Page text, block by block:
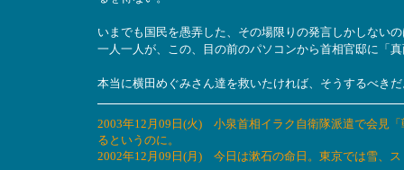
いまでも国民を愚弄した、その場限りの発言しかしない
一人一人が、この、目の前のパソコンから首相官邸に「
本当に横田めぐみさん達を救いたければ、そうするべきだ
2003年12月09日(火) 小泉首相イラク自衛隊派遣で会見
るというのに。
2002年12月09日(月) 今日は漱石の命日。東京では雪、